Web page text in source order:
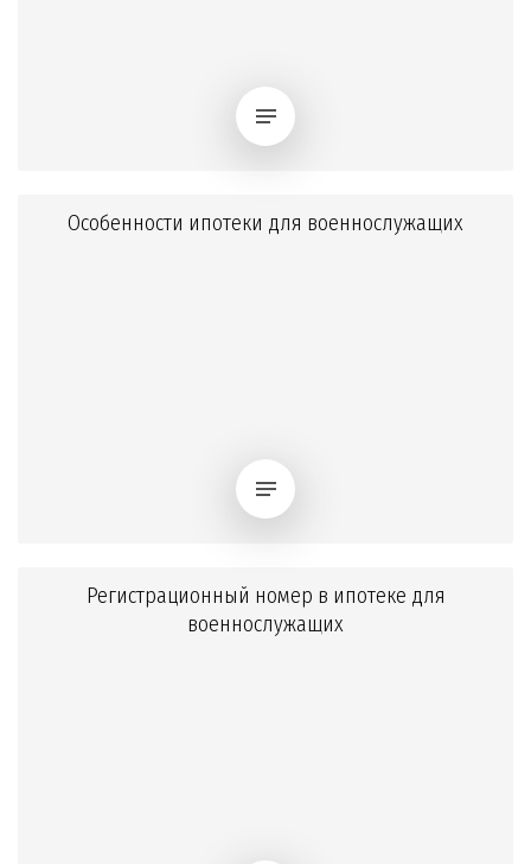
Особенности ипотеки для военнослужащих
Регистрационный номер в ипотеке для
военнослужащих